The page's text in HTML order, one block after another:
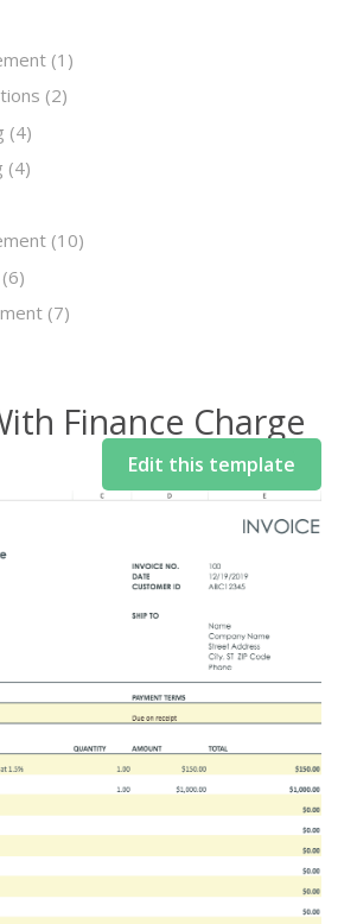
(1)
(2)
(4)
(4)
(10)
(6)
(7)
Finance Charge
Edit this template